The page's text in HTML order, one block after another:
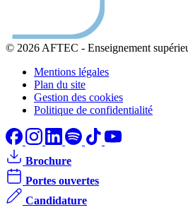
© 2026 AFTEC - Enseignement
Mentions légales
Plan du site
Gestion des cookies
Politique de confidentialité
Brochure
Portes ouvertes
Candidature